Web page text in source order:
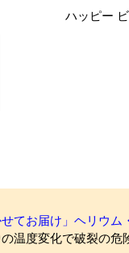
ハッピー
せてお届け」ヘリウ
温度変化で破裂の危